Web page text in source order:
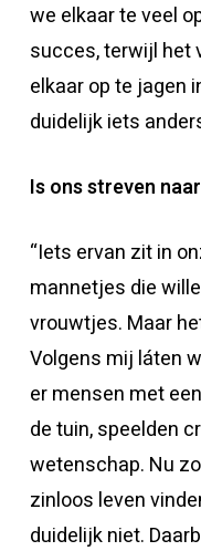
we elkaar te veel
succes, terwijl het
elkaar op te jagen
duidelijk iets
Is ons streven
“Iets ervan zit in
mannetjes die
vrouwtjes. Maar
Volgens mij láten
er mensen met
de tuin, speelden
wetenschap. Nu
zinloos leven
duidelijk niet.